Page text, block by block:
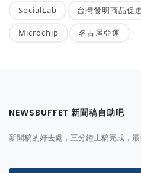
SocialLab 台灣發明商品促
Microchip 名古屋亞運
NEWSBUFFET 新聞稿自助吧
新聞稿的好去處，三分鐘上稿完成，